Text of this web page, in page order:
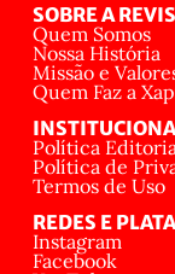
SOBRE A
Quem Somos
Nossa História
Missão e
Quem Faz a
Política
Política de
Termos de Uso
REDES E
Instagram
Facebook